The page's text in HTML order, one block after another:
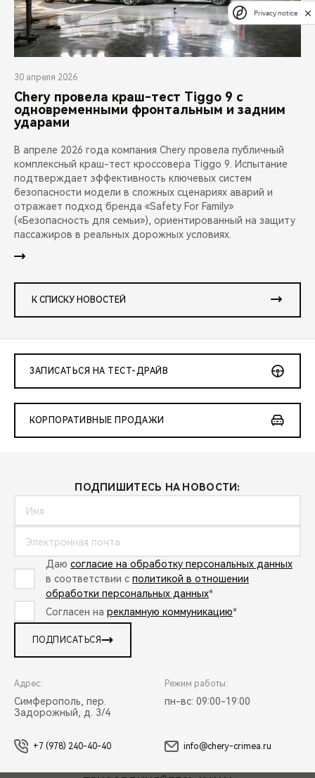
30 апреля 2026
Chery провела краш-тест Tiggo 9 с
одновременными фронтальным и задним
ударами
В апреле 2026 года компания Chery провела публичный
комплексный краш-тест кроссовера Tiggo 9. Испытание
подтверждает эффективность ключевых систем
безопасности модели в сложных сценариях аварий и
отражает подход бренда «Safety For Family»
(«Безопасность для семьи»), ориентированный на защиту
пассажиров в реальных дорожных условиях.
К СПИСКУ НОВОСТЕЙ
ЗАПИСАТЬСЯ НА ТЕСТ-ДРАЙВ
КОРПОРАТИВНЫЕ ПРОДАЖИ
ПОДПИШИТЕСЬ НА НОВОСТИ:
Даю согласие на обработку персональных данных
в соответствии с политикой в отношении
обработки персональных данных*
Согласен на рекламную коммуникацию*
ПОДПИСАТЬСЯ
Адрес:
Симферополь, пер.
Задорожный, д. 3/4
Режим работы:
пн-вс: 09:00-19:00
+7 (978) 240-40-40 info@chery-crimea.ru
Privacy notice